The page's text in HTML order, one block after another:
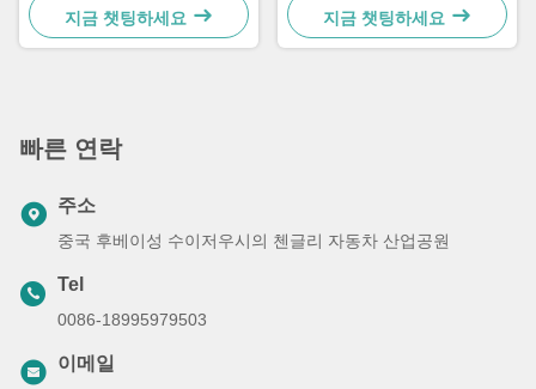
지금 챗팅하세요
지금 챗팅하세요
빠른 연락
주소
중국 후베이성 수이저우시의 첸글리 자동차 산업공원
Tel
0086-18995979503
이메일